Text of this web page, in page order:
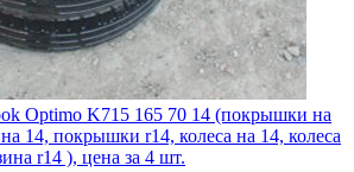
Optimo K715 165 70 14 (покрышки на
14, покрышки r14, колеса на 14, колеса
r14 ), цена за 4 шт.